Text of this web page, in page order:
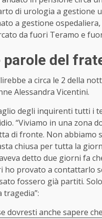
di urologia a gestione
a gestione
da fuori Teramo e
parole del
a circa le 2 della
Alessandra Vicentini.
degli inquirenti tutti i
“Viviamo in una zona
di fronte. Non abbiamo
chiusa per tutta la
detto due giorni fa
ho provato a contattarlo
fossero già partiti.
tragedia”:
dovresti anche sapere